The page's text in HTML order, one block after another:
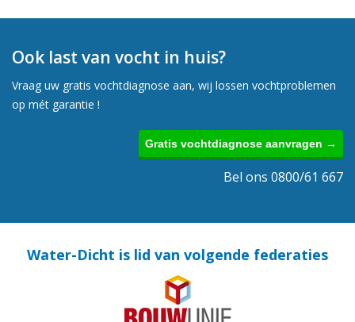
Ook last van vocht in huis?
Vraag uw gratis vochtdiagnose aan, wij lossen vochtproblemen
op mét garantie !
Gratis vochtdiagnose aanvragen →
Bel ons 0800/61 667
Water-Dicht is lid van volgende federaties